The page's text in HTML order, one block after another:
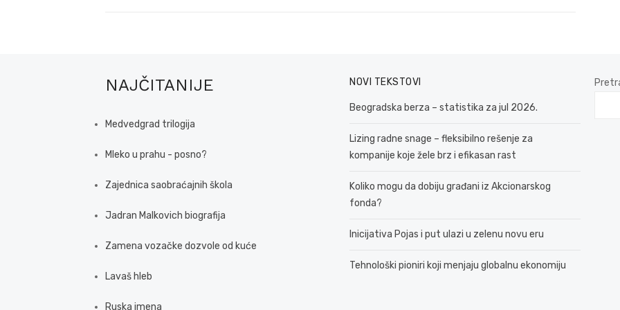
NAJČITANIJE
Medvedgrad trilogija
Mleko u prahu - posno?
Zajednica saobraćajnih škola
Jadran Malkovich biografija
Zamena vozačke dozvole od kuće
Lavaš hleb
Ruska imena
NOVI TEKSTOVI
Beogradska berza – statistika za jul 2026.
Lizing radne snage – fleksibilno rešenje za
kompanije koje žele brz i efikasan rast
Koliko mogu da dobiju građani iz Akcionarskog
fonda?
Inicijativa Pojas i put ulazi u zelenu novu eru
Tehnološki pioniri koji menjaju globalnu ekonomiju